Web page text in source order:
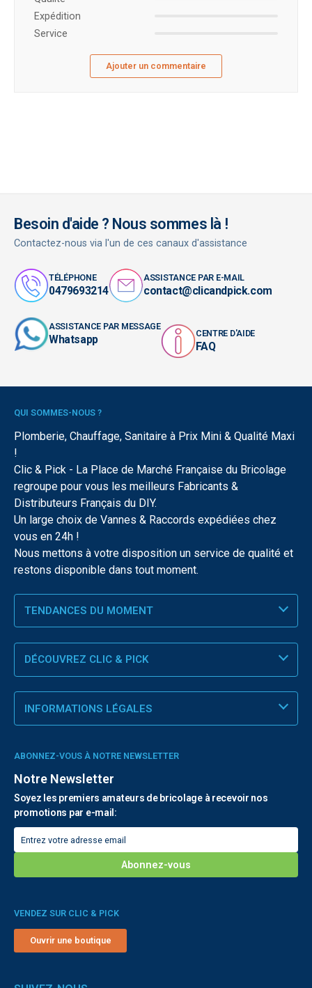
Expédition
Service
Ajouter un commentaire
Besoin d'aide ? Nous sommes là !
Contactez-nous via l'un de ces canaux d'assistance
TÉLÉPHONE
0479693214
ASSISTANCE PAR E-MAIL
contact@clicandpick.com
ASSISTANCE PAR MESSAGE
Whatsapp CENTRE D'AIDE
FAQ
QUI SOMMES-NOUS ?
Plomberie, Chauffage, Sanitaire à Prix Mini & Qualité Maxi
!
Clic & Pick - La Place de Marché Française du Bricolage
regroupe pour vous les meilleurs Fabricants &
Distributeurs Français du DIY.
Un large choix de Vannes & Raccords expédiées chez
vous en 24h !
Nous mettons à votre disposition un service de qualité et
restons disponible dans tout moment.
TENDANCES DU MOMENT
DÉCOUVREZ CLIC & PICK
INFORMATIONS LÉGALES
ABONNEZ-VOUS À NOTRE NEWSLETTER
Notre Newsletter
Soyez les premiers amateurs de bricolage à recevoir nos
promotions par e-mail:
VENDEZ SUR CLIC & PICK
Ouvrir une boutique